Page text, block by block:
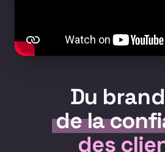
Du
de la
des